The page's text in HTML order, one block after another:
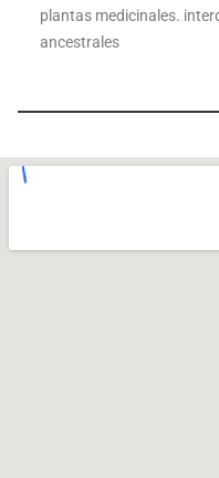
plantas medicinales.
ancestrales